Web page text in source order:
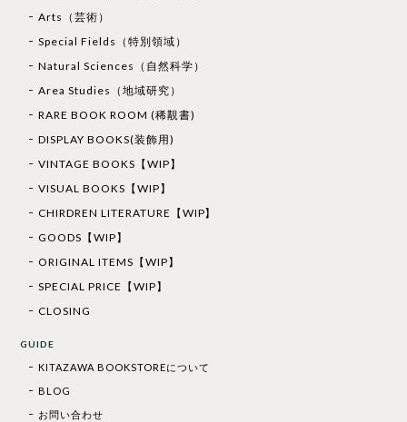
Arts（芸術）
Special Fields（特別領域）
Natural Sciences（自然科学）
Area Studies（地域研究）
RARE BOOK ROOM (稀覯書)
DISPLAY BOOKS(装飾用)
VINTAGE BOOKS【WIP】
VISUAL BOOKS【WIP】
CHIRDREN LITERATURE【WIP】
GOODS【WIP】
ORIGINAL ITEMS【WIP】
SPECIAL PRICE【WIP】
CLOSING
GUIDE
KITAZAWA BOOKSTOREについて
BLOG
お問い合わせ